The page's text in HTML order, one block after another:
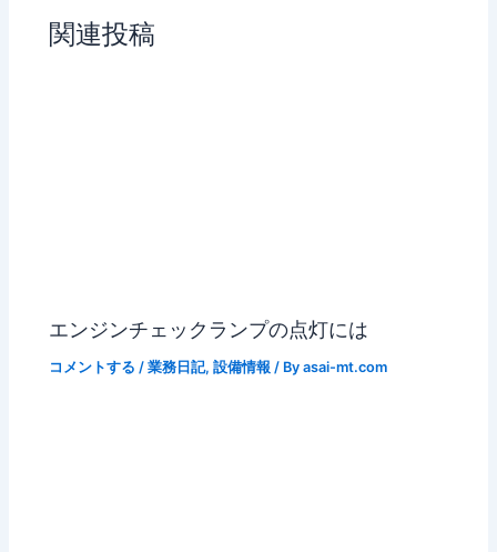
関連投稿
エンジンチェックランプの点灯には
コメントする /業務日記,設備情報 / Byasai-mt.com